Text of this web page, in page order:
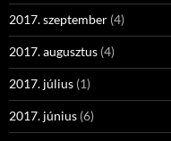
2017. szeptember (4)
2017. augusztus (4)
2017. július (1)
2017. június (6)